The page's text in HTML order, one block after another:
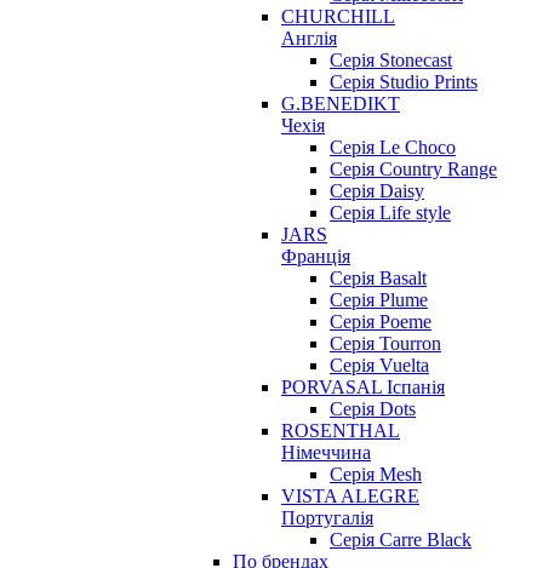
CHURCHILL
Англія
Серія Stonecast
Серія Studio Prints
G.BENEDIKT
Чехія
Cерія Le Choco
Серія Country Range
Серія Daisy
Серія Life style
JARS
Франція
Серія Basalt
Серія Plume
Серія Poeme
Серія Tourron
Серія Vuelta
PORVASAL Іспанія
Серія Dots
ROSENTHAL
Німеччина
Серія Mesh
VISTA ALEGRE
Португалія
Серія Carre Black
По брендах